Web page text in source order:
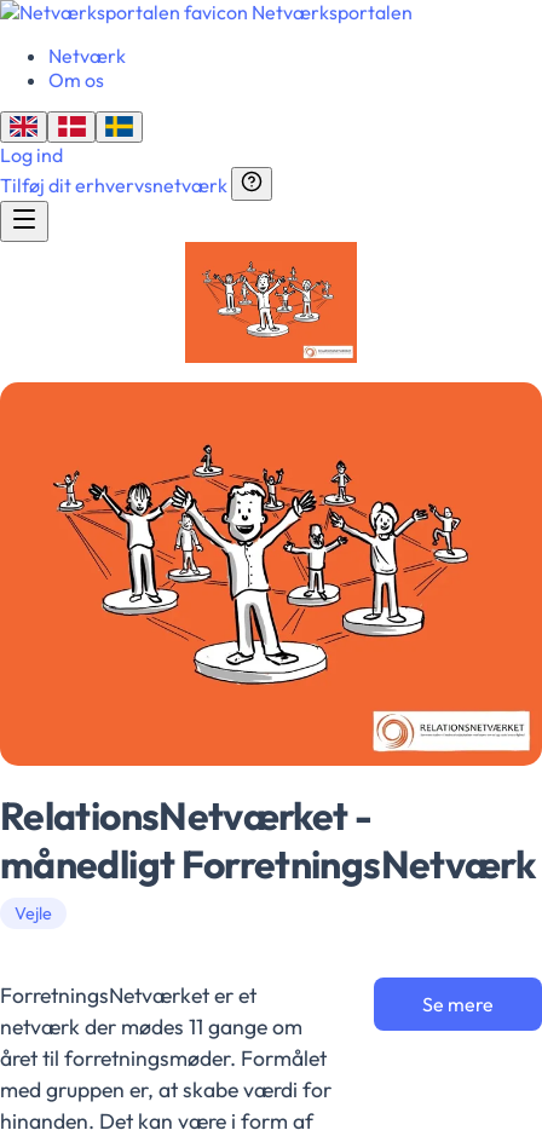
Netværksportalen
Netværk
Om os
Log ind
Tilføj dit erhvervsnetværk
RelationsNetværket -
månedligt ForretningsNetværk
Vejle
ForretningsNetværket er et
netværk der mødes 11 gange om
året til forretningsmøder. Formålet
med gruppen er, at skabe værdi for
hinanden. Det kan være i form af
Se mere